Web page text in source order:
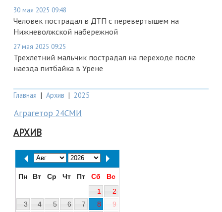
30 мая 2025 09:48
Человек пострадал в ДТП с перевертышем на
Нижневолжской набережной
27 мая 2025 09:25
Трехлетний мальчик пострадал на переходе после
наезда питбайка в Урене
Главная | Архив | 2025
Аграгетор 24СМИ
АРХИВ
Пн Вт Ср Чт Пт Сб
Вс
1
2
3
4 5 6 7 8
9